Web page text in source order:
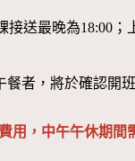
送最晚為18:00；
者，將於確認開
用，中午午休期